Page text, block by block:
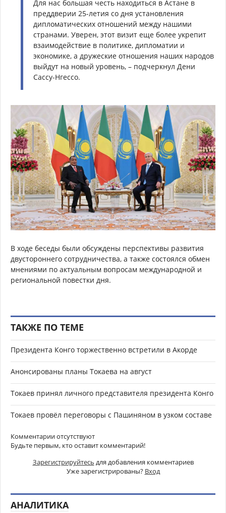
Для нас большая честь находиться в Астане в
преддверии 25-летия со дня установления
дипломатических отношений между нашими
странами. Уверен, этот визит еще более укрепит
взаимодействие в политике, дипломатии и
экономике, а дружеские отношения наших народов
выйдут на новый уровень, – подчеркнул Дени
Сассу-Нгессо.
В ходе беседы были обсуждены перспективы развития
двустороннего сотрудничества, а также состоялся обмен
мнениями по актуальным вопросам международной и
региональной повестки дня.
ТАКЖЕ ПО ТЕМЕ
Президента Конго торжественно встретили в Акорде
Анонсированы планы Токаева на август
Токаев принял личного представителя президента Конго
Токаев провёл переговоры с Пашиняном в узком составе
Комментарии отсутствуют
Будьте первым, кто оставит комментарий!
Зарегистрируйтесь для добавления комментариев
Уже зарегистрированы? Вход
АНАЛИТИКА